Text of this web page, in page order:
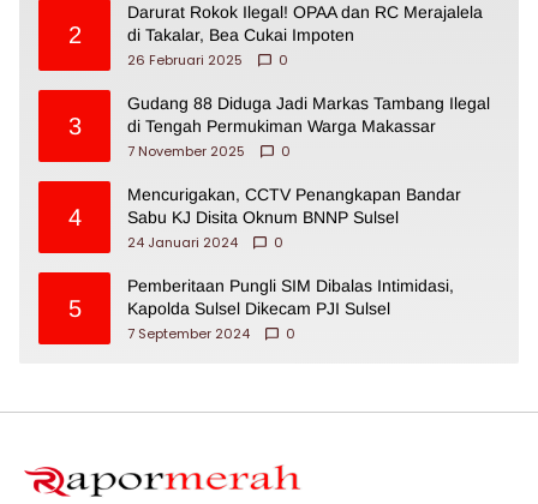
2
Darurat Rokok Ilegal! OPAA dan RC Merajalela
di Takalar, Bea Cukai Impoten
26 Februari 2025
0
3
Gudang 88 Diduga Jadi Markas Tambang Ilegal
di Tengah Permukiman Warga Makassar
7 November 2025
0
4
Mencurigakan, CCTV Penangkapan Bandar
Sabu KJ Disita Oknum BNNP Sulsel
24 Januari 2024
0
5
Pemberitaan Pungli SIM Dibalas Intimidasi,
Kapolda Sulsel Dikecam PJI Sulsel
7 September 2024
0